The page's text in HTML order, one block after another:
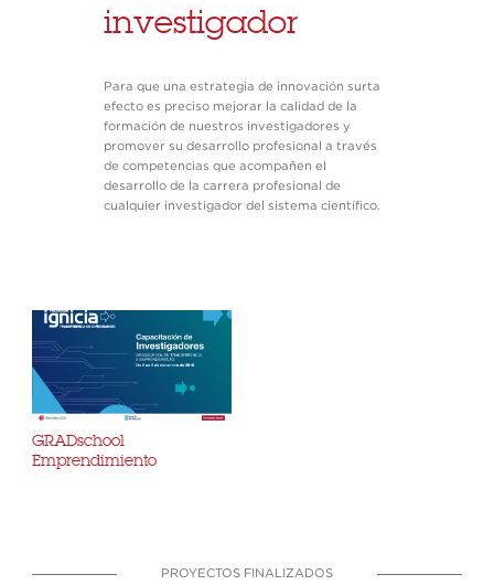
investigador
Para que una estrategia de innovación surta
efecto es preciso mejorar la calidad de la
formación de nuestros investigadores y
promover su desarrollo profesional a través
de competencias que acompañen el
desarrollo de la carrera profesional de
cualquier investigador del sistema científico.
GRADschool
Emprendimiento
PROYECTOS FINALIZADOS